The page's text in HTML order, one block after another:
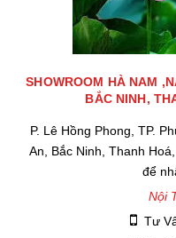
SHOWROOM HÀ NAM
BẮC NINH,
P. Lê Hồng Phong, TP.
An, Bắc Ninh, Thanh
để
Nội
Tư